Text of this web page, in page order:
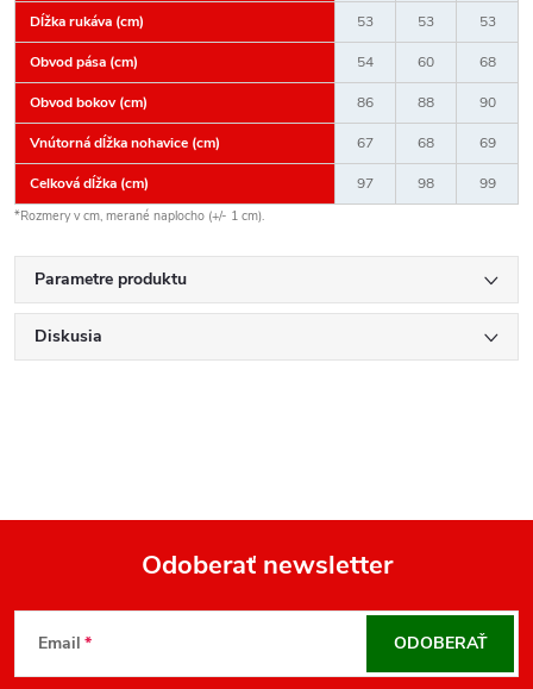
Dĺžka rukáva (cm) 53 53 53
Obvod pása (cm) 54 60 68
Obvod bokov (cm) 86 88 90
Vnútorná dĺžka nohavice (cm) 67 68 69
Celková dĺžka (cm) 97 98 99
*Rozmery v cm, merané naplocho (+/- 1 cm).
Parametre produktu
Diskusia
Odoberať newsletter
Email ODOBERAŤ